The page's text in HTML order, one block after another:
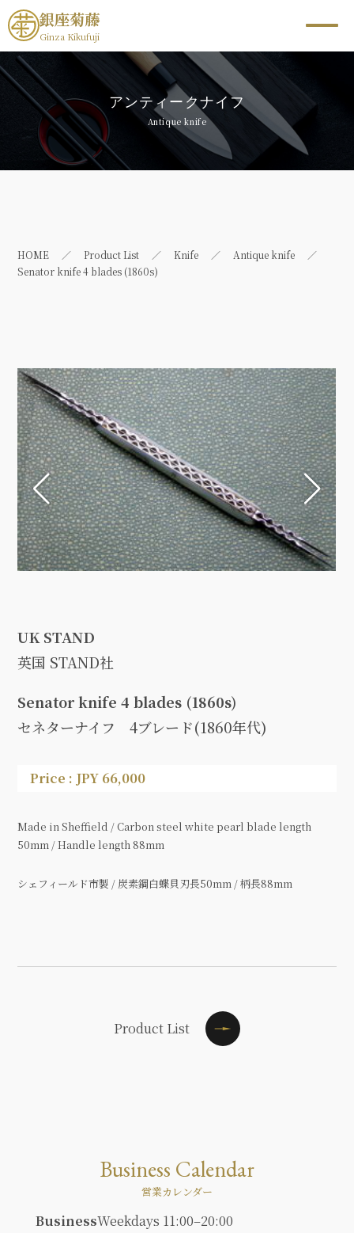
銀座菊藤
Ginza Kikufuji
アンティークナイフ
Antique knife
HOME Product List Knife
Antique knife
Senator knife 4 blades (1860s)
UK STAND
英国 STAND社
Senator knife 4 blades (1860s)
セネターナイフ 4ブレード(1860年代)
Price : JPY 66,000
Made in Sheffield / Carbon steel white pearl blade length
50mm / Handle length 88mm
シェフィールド市製 / 炭素鋼白蝶貝刃長50mm / 柄長88mm
Product List
Business Calendar
営業カレンダー
BusinessWeekdays 11:00–20:00